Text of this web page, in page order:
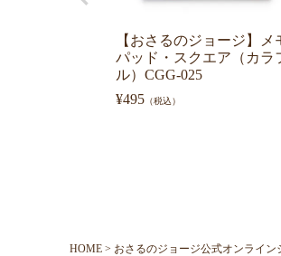
【おさるのジョージ】メ
パッド・スクエア（カラ
ル）CGG-025
¥495 （税込）
HOME おさるのジョージ公式オンライン